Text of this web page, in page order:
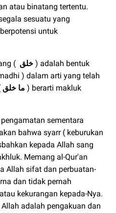
atau binatang tertentu.
sesuatu yang
untuk
( خلق ) adalah bentuk
) dalam arti yang telah
ما خلق ) berarti makluk
sementara
bahwa syarr ( keburukan
kepada Allah sang
Memang al-Qur'an
Allah sifat dan perbuatan-
dan tidak pernah
kekurangan kepada-Nya.
adalah pengakuan dan